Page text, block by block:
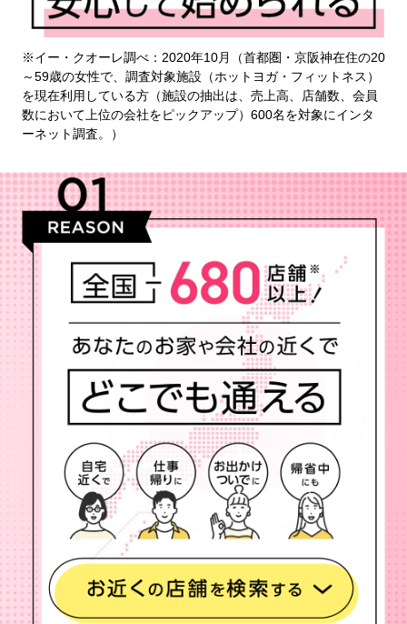
※イー・クオーレ調べ：2020年10月（首都圏・京阪神在住の20
～59歳の女性で、調査対象施設（ホットヨガ・フィットネス）
を現在利用している方（施設の抽出は、売上高、店舗数、会員
数において上位の会社をピックアップ）600名を対象にインタ
ーネット調査。）